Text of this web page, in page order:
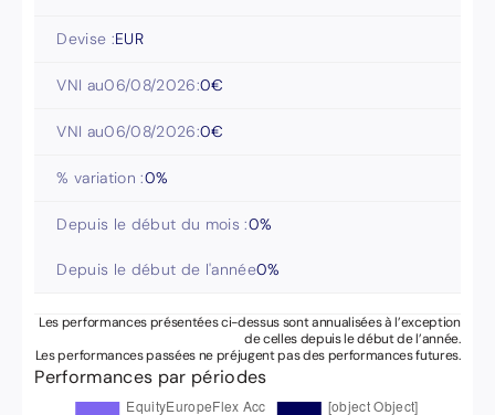
Devise :EUR
VNI au06/08/2026:0€
VNI au06/08/2026:0€
% variation :0%
Depuis le début du mois :0%
Depuis le début de l'année0%
Les performances présentées ci-dessus sont annualisées à l’exception
de celles depuis le début de l’année.
Les performances passées ne préjugent pas des performances futures.
Performances par périodes